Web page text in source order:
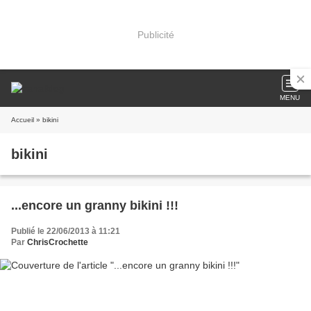
Publicité
MENU
Accueil » bikini
bikini
...encore un granny bikini !!!
Publié le 22/06/2013 à 11:21
Par ChrisCrochette